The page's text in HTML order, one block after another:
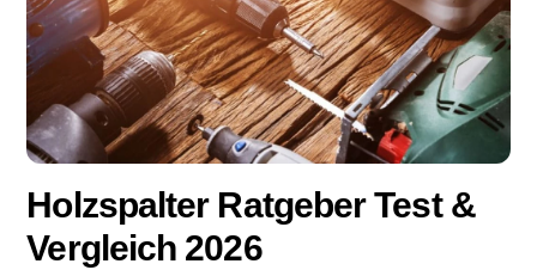
Holzspalter Ratgeber Test &
Vergleich 2026